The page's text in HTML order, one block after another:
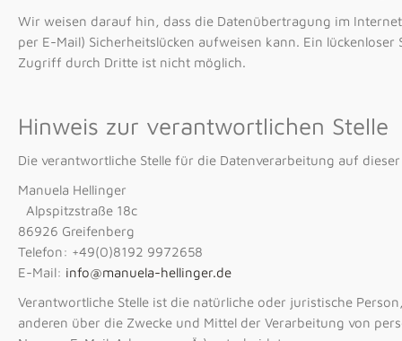
Wir weisen darauf hin, dass die Datenübertragung im
per E-Mail) Sicherheitslücken aufweisen kann. Ein lückenloser
Zugriff durch Dritte ist nicht möglich.
Hinweis zur verantwortlichen Stelle
Die verantwortliche Stelle für die Datenverarbeitung auf
Manuela Hellinger
Alpspitzstraße 18c
86926 Greifenberg
Telefon: +49(0)8192 9972658
E-Mail: info@manuela-hellinger.de
Verantwortliche Stelle ist die natürliche oder juristische
anderen über die Zwecke und Mittel der Verarbeitung von